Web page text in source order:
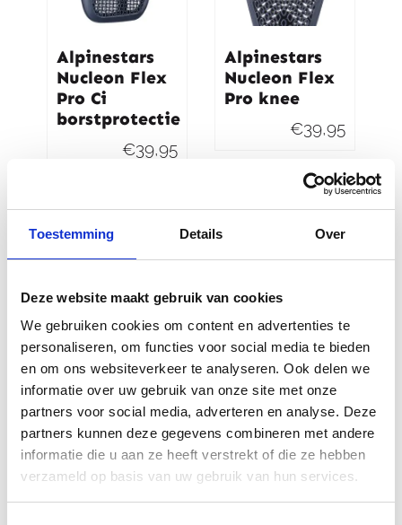
Toestemming Details Over
Deze website maakt gebruik van cookies
We gebruiken cookies om content en advertenties te
personaliseren, om functies voor social media te bieden
en om ons websiteverkeer te analyseren. Ook delen we
informatie over uw gebruik van onze site met onze
partners voor social media, adverteren en analyse. Deze
partners kunnen deze gegevens combineren met andere
informatie die u aan ze heeft verstrekt of die ze hebben
verzameld op basis van uw gebruik van hun services.
Alpinestars
Nucleon Flex
Pro Ci
borstprotectie
€39,95
Alpinestars
Nucleon Flex
Pro knee
€39,95
Rukka APS
AFT Protector
Jacket
259,90
Revit Proteus
Protector
Jacket
€ 219,99